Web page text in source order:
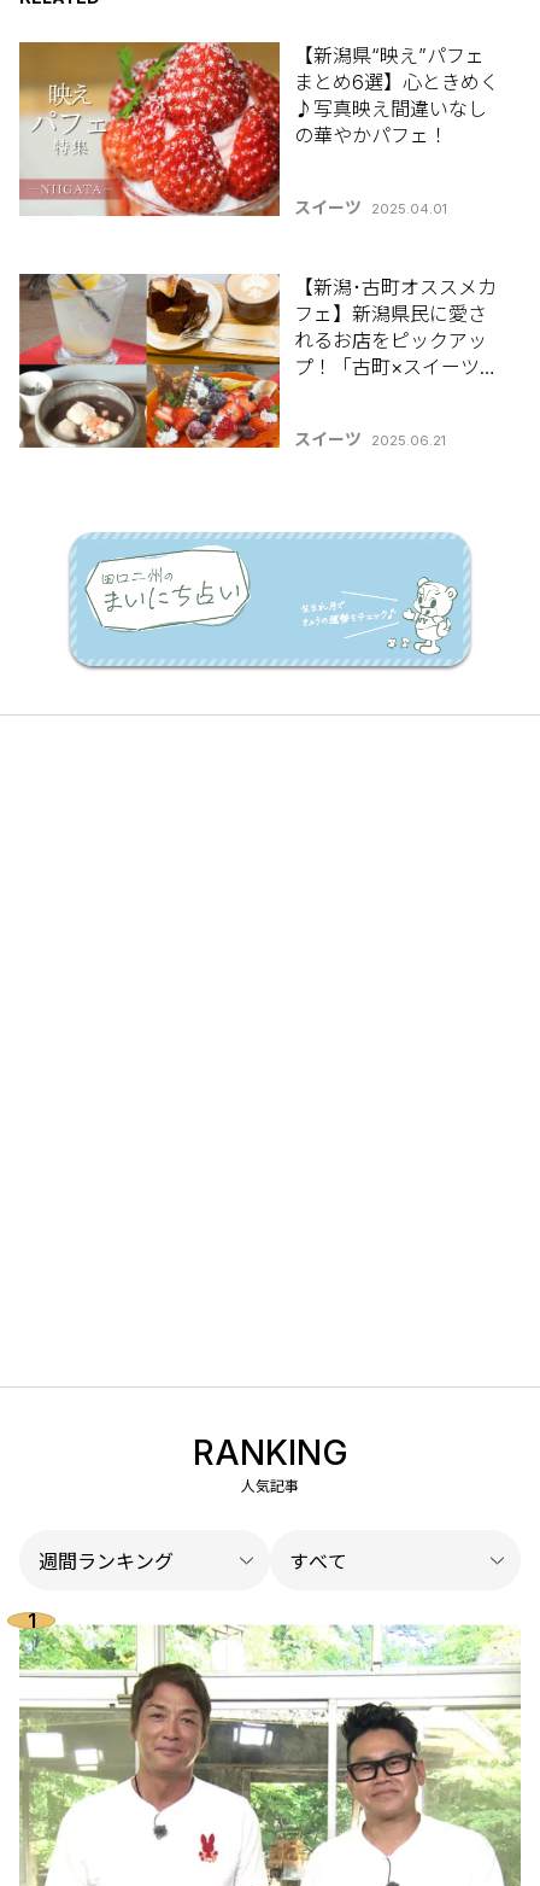
【新潟県“映え”パフェ
まとめ6選】心ときめく
♪写真映え間違いなし
の華やかパフェ！
スイーツ 2025.04.01
【新潟･古町オススメカ
フェ】新潟県民に愛さ
れるお店をピックアッ
プ！「古町×スイーツま
スイーツ 2025.06.21
RANKING
人気記事